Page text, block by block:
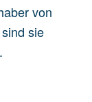
von
sie